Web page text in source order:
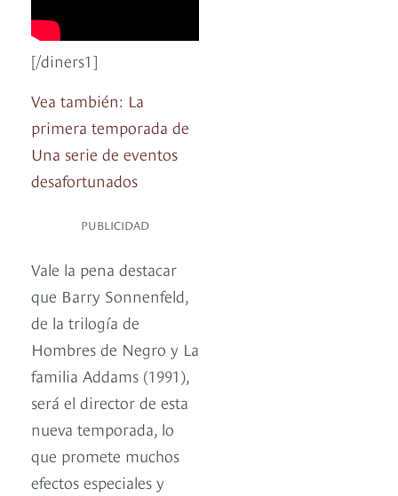
[/diners1]
Vea también: La
primera temporada de
Una serie de eventos
desafortunados
PUBLICIDAD
Vale la pena destacar
que Barry Sonnenfeld,
de la trilogía de
Hombres de Negro y La
familia Addams (1991),
será el director de esta
nueva temporada, lo
que promete muchos
efectos especiales y